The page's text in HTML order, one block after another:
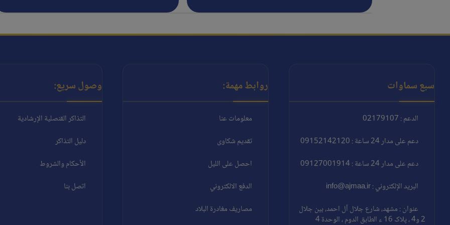
سبع سماوات
الدعم : 02179107
دعم على مدار 24 ساعة : 09152142120
دعم على مدار 24 ساعة : 09127001914
البريد الإلكتروني : info@ajmaa.ir
عنوان : مشهد، شارع جلال آل احمد، بين جلال
2 و4 ، پلاک 16 ء الطابق الدوم ، الوحدة 4
روابط مهمة:
معلومات عنا
تقديم شكاوى
احصل على الليل
الدفع الالكتروني
مصاريف مغادرة البلاد
وصول سريع:
التذاكر القنصلية الإرشادية
دليل التذاكر
الأحكام والشروط
اتصل بنا